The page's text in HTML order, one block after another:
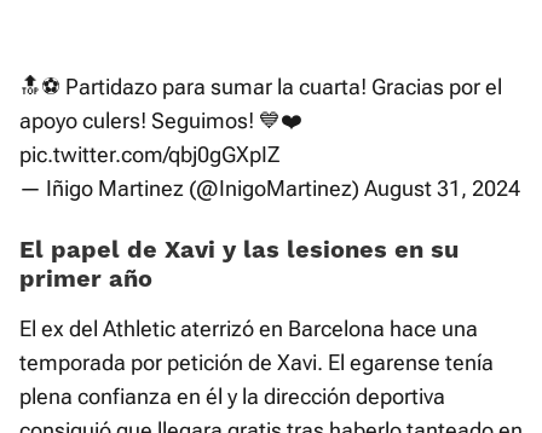
🔝⚽️ Partidazo para sumar la cuarta! Gracias por el
apoyo culers! Seguimos! 💙❤️
pic.twitter.com/qbj0gGXpIZ
— Iñigo Martinez (@InigoMartinez) August 31, 2024
El papel de Xavi y las lesiones en su
primer año
El ex del Athletic aterrizó en Barcelona hace una
temporada por petición de Xavi. El egarense tenía
plena confianza en él y la dirección deportiva